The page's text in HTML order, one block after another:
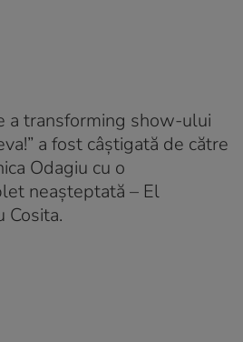
a transforming show-ului
a fost câştigată de către
Odagiu cu o
neaşteptată – El
Cosita.